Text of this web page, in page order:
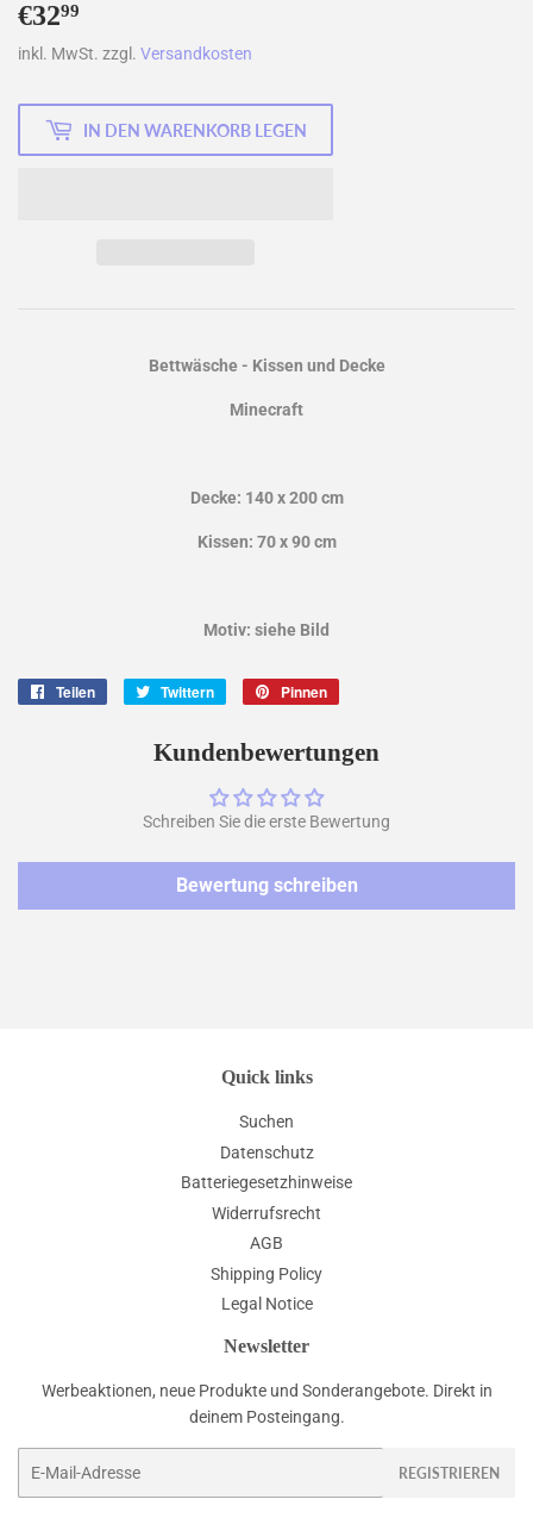
€3299
inkl. MwSt. zzgl. Versandkosten
IN DEN WARENKORB LEGEN
Bettwäsche - Kissen und Decke
Minecraft
Decke: 140 x 200 cm
Kissen: 70 x 90 cm
Motiv: siehe Bild
Teilen Twittern
twittern
Pinnen
pinnen
Kundenbewertungen
Schreiben Sie die erste Bewertung
Bewertung schreiben
Quick links
Suchen
Datenschutz
Batteriegesetzhinweise
Widerrufsrecht
AGB
Shipping Policy
Legal Notice
Newsletter
Werbeaktionen, neue Produkte und Sonderangebote. Direkt in
deinem Posteingang.
REGISTRIEREN